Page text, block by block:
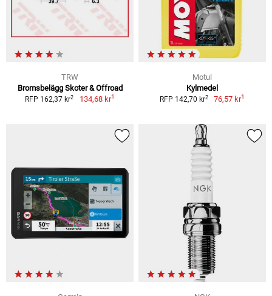
TRW
Bromsbelägg Skoter & Offroad
RFP 162,37 kr2 134,68 kr1
Motul
Kylmedel
RFP 142,70 kr2 76,57 kr1